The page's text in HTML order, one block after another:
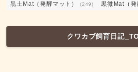
黒土Mat（発酵マット） (249) 黒微Mat（発
クワカブ飼育日記